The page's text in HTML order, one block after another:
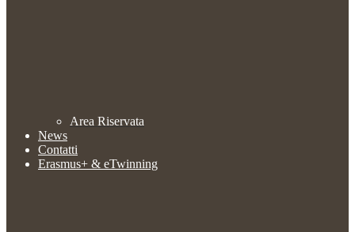
Area Riservata
News
Contatti
Erasmus+ & eTwinning